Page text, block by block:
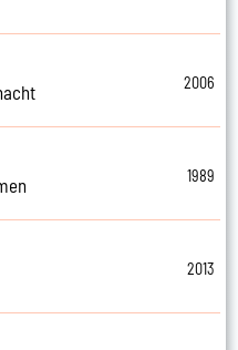
2006
1989
2013